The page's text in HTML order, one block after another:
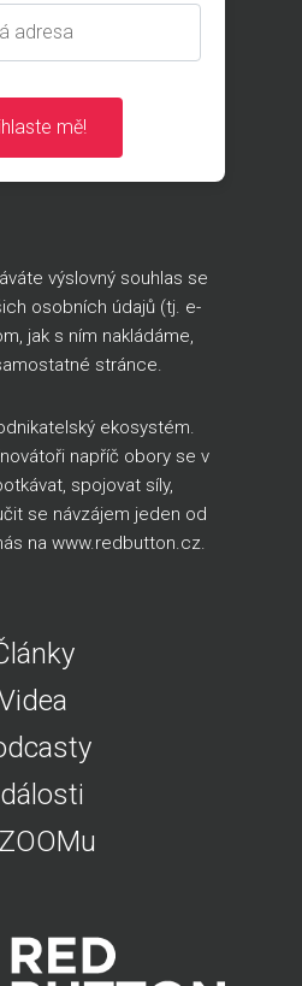
mě!
výslovný souhlas se
osobních údajů (tj. e-
jak s ním nakládáme,
stránce.
ekosystém.
napříč obory se v
spojovat síly,
se návzájem jeden od
na www.redbutton.cz.